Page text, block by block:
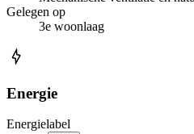
Gelegen op
3e woonlaag
Energie
Energielabel